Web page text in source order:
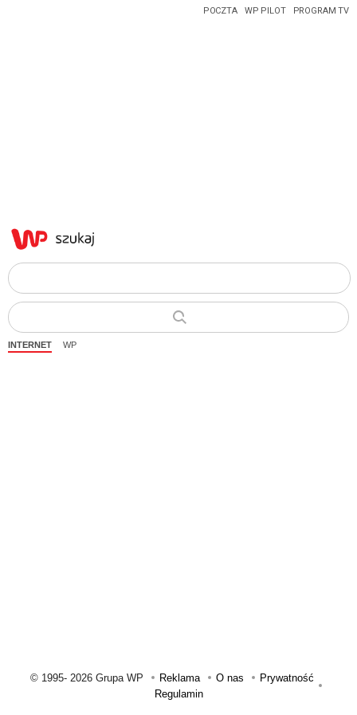
POCZTA WP PILOT PROGRAM TV
INTERNET WP
© 1995- 2026 Grupa WP Reklama O nas
Prywatność
Regulamin